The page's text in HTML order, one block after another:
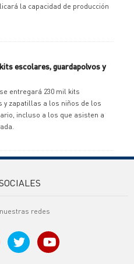
la capacidad de producción
escolares, guardapolvos y
entregará 230 mil kits
y zapatillas a los niños de los
incluso a los que asisten a
redes